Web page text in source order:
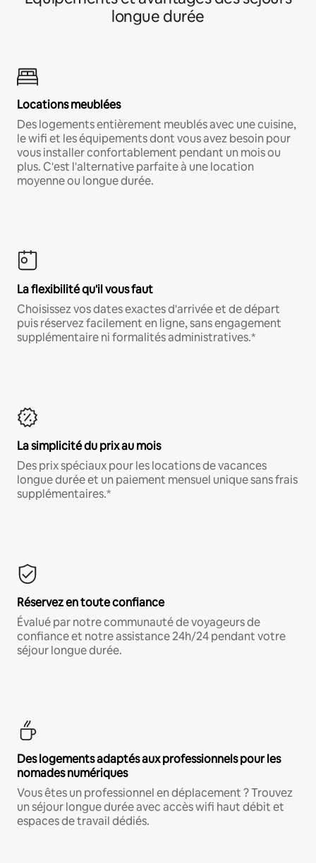
longue durée
Locations meublées
Des logements entièrement meublés avec une cuisine,
le wifi et les équipements dont vous avez besoin pour
vous installer confortablement pendant un mois ou
plus. C'est l'alternative parfaite à une location
moyenne ou longue durée.
La flexibilité qu'il vous faut
Choisissez vos dates exactes d'arrivée et de départ
puis réservez facilement en ligne, sans engagement
supplémentaire ni formalités administratives.*
La simplicité du prix au mois
Des prix spéciaux pour les locations de vacances
longue durée et un paiement mensuel unique sans frais
supplémentaires.*
Réservez en toute confiance
Évalué par notre communauté de voyageurs de
confiance et notre assistance 24h/24 pendant votre
séjour longue durée.
Des logements adaptés aux professionnels pour les
nomades numériques
Vous êtes un professionnel en déplacement ? Trouvez
un séjour longue durée avec accès wifi haut débit et
espaces de travail dédiés.